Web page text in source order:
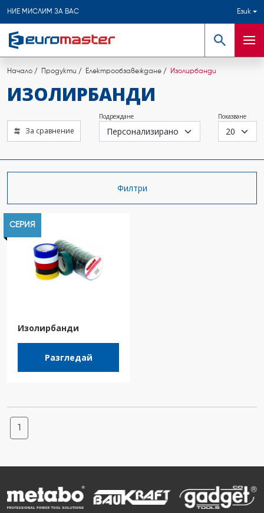
НИЕ МИСЛИМ ЗА ВАС Език
Търсене
Начало Продукти Електрообзавеждане Изолирбанди
ИЗОЛИРБАНДИ
За сравнение
Подреждане Показване
Филтри
СЕРИЯ
Изолирбанди
Разгледай
1